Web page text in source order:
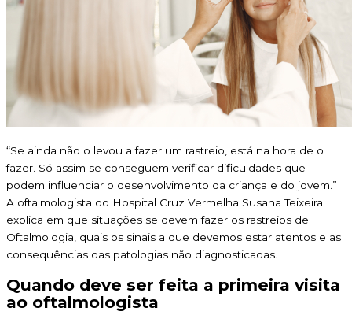
“Se ainda não o levou a fazer um rastreio, está na hora de o
fazer. Só assim se conseguem verificar dificuldades que
podem influenciar o desenvolvimento da criança e do jovem.”
A oftalmologista do Hospital Cruz Vermelha Susana Teixeira
explica em que situações se devem fazer os rastreios de
Oftalmologia, quais os sinais a que devemos estar atentos e as
consequências das patologias não diagnosticadas.
Quando deve ser feita a primeira visita
ao oftalmologista